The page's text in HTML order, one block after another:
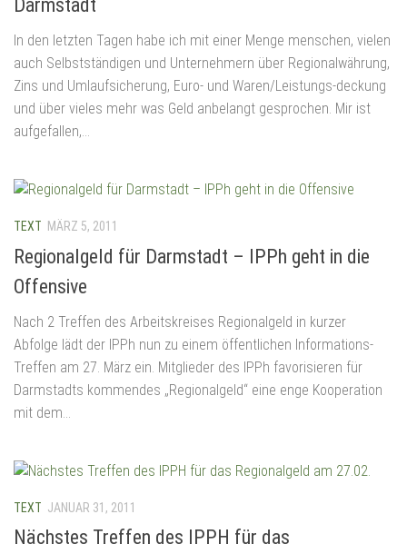
Darmstadt
In den letzten Tagen habe ich mit einer Menge menschen, vielen
auch Selbstständigen und Unternehmern über Regionalwährung,
Zins und Umlaufsicherung, Euro- und Waren/Leistungs-deckung
und über vieles mehr was Geld anbelangt gesprochen. Mir ist
aufgefallen,...
TEXT MÄRZ 5, 2011
Regionalgeld für Darmstadt – IPPh geht in die
Offensive
Nach 2 Treffen des Arbeitskreises Regionalgeld in kurzer
Abfolge lädt der IPPh nun zu einem öffentlichen Informations-
Treffen am 27. März ein. Mitglieder des IPPh favorisieren für
Darmstadts kommendes „Regionalgeld“ eine enge Kooperation
mit dem...
TEXT JANUAR 31, 2011
Nächstes Treffen des IPPH für das